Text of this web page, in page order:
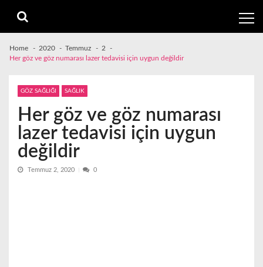
navigation
content
Home 2020 Temmuz
2
Her göz ve göz numarası lazer tedavisi için uygun değildir
GÖZ SAĞLIĞI SAĞLIK
Her göz ve göz numarası
lazer tedavisi için uygun
değildir
Temmuz 2, 2020 0